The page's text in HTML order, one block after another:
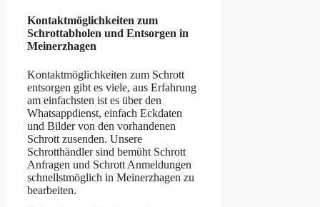
Kontaktmöglichkeiten zum
Schrottabholen und Entsorgen in
Meinerzhagen
Kontaktmöglichkeiten zum Schrott
entsorgen gibt es viele, aus Erfahrung
am einfachsten ist es über den
Whatsappdienst, einfach Eckdaten
und Bilder von den vorhandenen
Schrott zusenden. Unsere
Schrotthändler sind bemüht Schrott
Anfragen und Schrott Anmeldungen
schnellstmöglich in Meinerzhagen zu
bearbeiten.